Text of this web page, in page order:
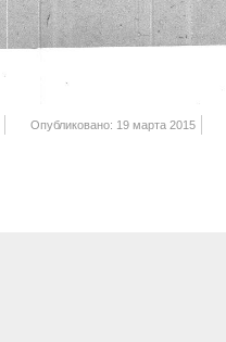
Опубликовано: 19 марта 2015